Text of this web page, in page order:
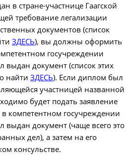
в стране-участнице Гаагской
требование легализации
документов (список
ЗДЕСЬ), вы должны оформить
госучреждении
выдан документ (список этих
найтиЗДЕСЬ). Если диплом был
участницей названной
будет подать заявление
в компетентном госучреждении
выдан документ (чаще всего это
дел), а затем на его
консульстве.